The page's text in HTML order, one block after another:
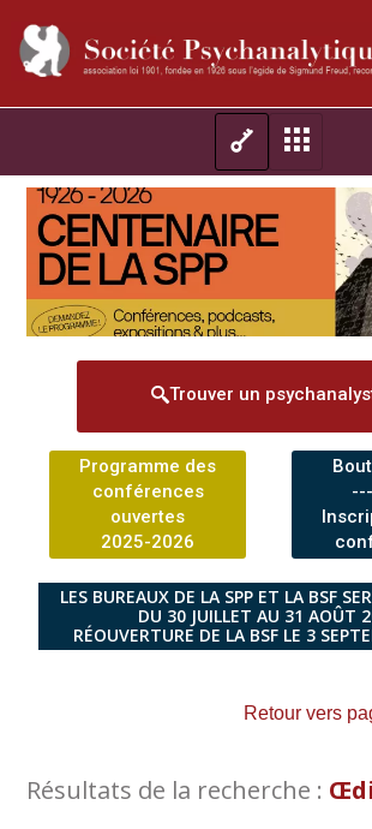
Trouver un
Programme des
conférences
ouvertes
2025-2026
LES BUREAUX DE LA SPP ET LA BSF
DU 30 JUILLET AU 31 AOÛT
RÉOUVERTURE DE LA BSF LE 3
Retour vers
Résultats de la recherche :